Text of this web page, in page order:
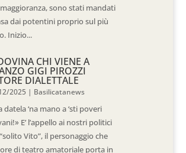
maggioranza, sono stati mandati
dai potentini proprio sul più
Inizio...
CHI VIENE A
GIGI PIROZZI
DIALETTALE
2025 | Basilicatanews
datela ‘na mano a ‘sti poveri
E’ l’appello ai nostri politici
Vito”, il personaggio che
di teatro amatoriale porta in